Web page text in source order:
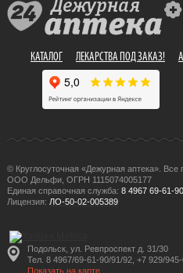
КАТАЛОГ ЛЕКАРСТВА ПОД ЗАКАЗ!
© Круглосуточная «Дежурная аптека». Все
ООО Дельфи, ОГРН 1115074005177
Единая справочная служба: 8 4967 69-61-90
Лицензия: ЛО-50-02-005389
Подольск, ул. Ревпроспект д. 31/30
Тел. 8 4967/69-61-90/91/92, +7 929/
Показать на карте